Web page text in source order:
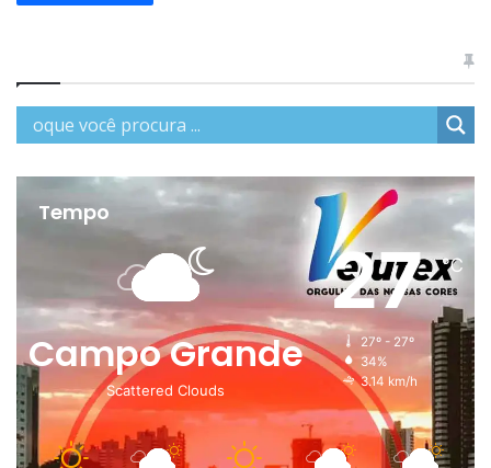
Tempo
Campo Grande
Scattered Clouds
27℃
27º - 27º
34%
3.14 km/h